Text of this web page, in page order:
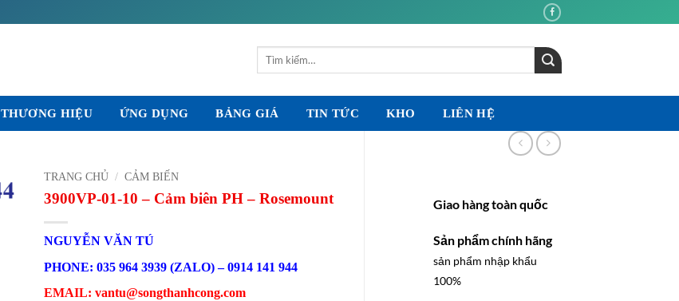
Tìm
THƯƠNG HIỆU ỨNG DỤNG BẢNG GIÁ TIN TỨC KHO LIÊN HỆ
Giao hàng toàn quốc
Sản phẩm chính hãng
sản phẩm nhập khẩu
100%
TRANG CHỦ / CẢM BIẾN
3900VP-01-10 – Cảm biên PH – Rosemount
NGUYỄN VĂN TÚ
PHONE: 035 964 3939 (ZALO) – 0914 141 944
EMAIL: vantu@songthanhcong.com